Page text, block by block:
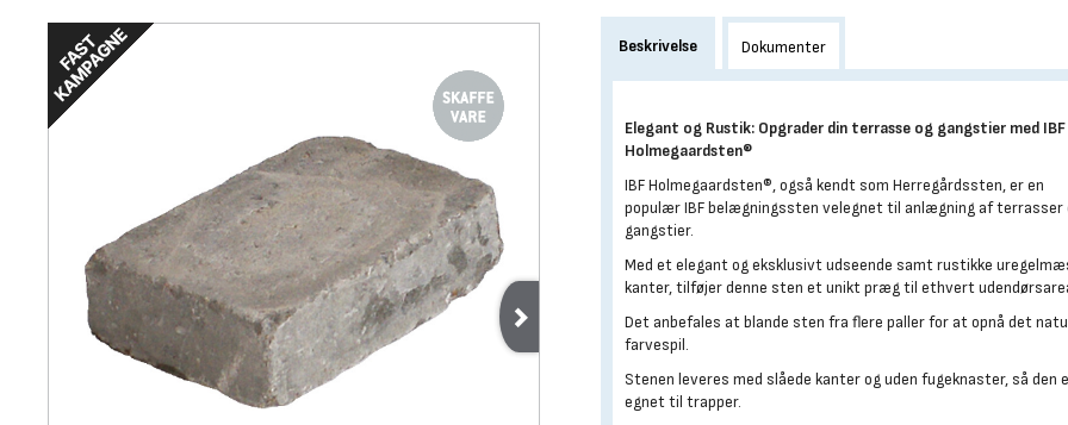
Beskrivelse Dokumenter
Elegant og Rustik: Opgrader din terrasse og gangstier med IBF
Holmegaardsten®
IBF Holmegaardsten®, også kendt som Herregårdssten, er en
populær IBF belægningssten velegnet til anlægning af terrasser
gangstier.
Med et elegant og eksklusivt udseende samt rustikke
kanter, tilføjer denne sten et unikt præg til ethvert
Det anbefales at blande sten fra flere paller for at opnå det
farvespil.
Stenen leveres med slåede kanter og uden fugeknaster, så den
egnet til trapper.